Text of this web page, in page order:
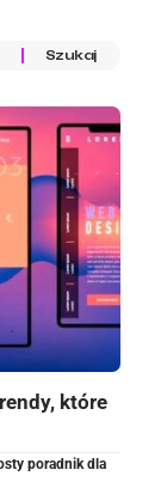
które
poradnik dla